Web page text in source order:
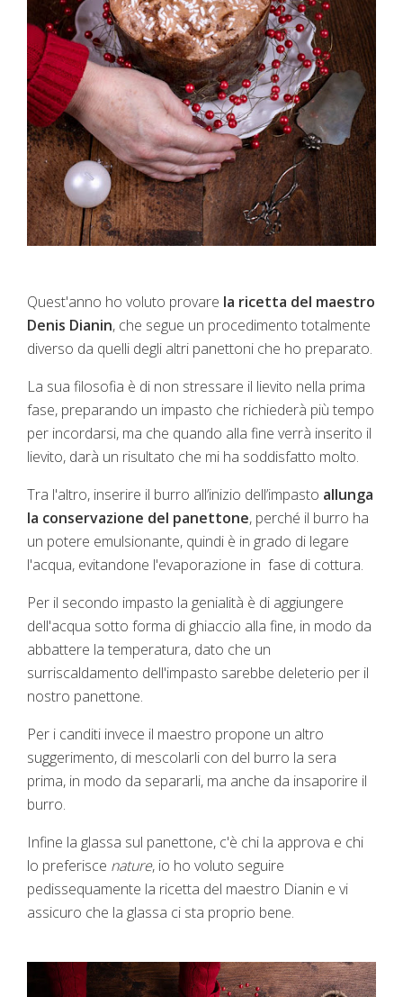
Quest'anno ho voluto provare la ricetta del maestro
Denis Dianin, che segue un procedimento totalmente
diverso da quelli degli altri panettoni che ho preparato.
La sua filosofia è di non stressare il lievito nella prima
fase, preparando un impasto che richiederà più tempo
per incordarsi, ma che quando alla fine verrà inserito il
lievito, darà un risultato che mi ha soddisfatto molto.
Tra l'altro, inserire il burro all’inizio dell’impasto allunga
la conservazione del panettone, perché il burro ha
un potere emulsionante, quindi è in grado di legare
l'acqua, evitandone l'evaporazione in fase di cottura.
Per il secondo impasto la genialità è di aggiungere
dell'acqua sotto forma di ghiaccio alla fine, in modo da
abbattere la temperatura, dato che un
surriscaldamento dell'impasto sarebbe deleterio per il
nostro panettone.
Per i canditi invece il maestro propone un altro
suggerimento, di mescolarli con del burro la sera
prima, in modo da separarli, ma anche da insaporire il
burro.
Infine la glassa sul panettone, c'è chi la approva e chi
lo preferisce nature, io ho voluto seguire
pedissequamente la ricetta del maestro Dianin e vi
assicuro che la glassa ci sta proprio bene.